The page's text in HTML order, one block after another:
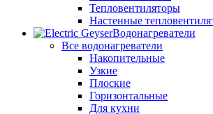
Тепловентиляторы
Настенные
Водонагреватели
Все водонагреватели
Накопительные
Узкие
Плоские
Горизонтальные
Для кухни